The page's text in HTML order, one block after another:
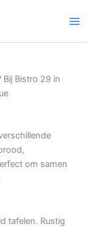
Bij Bistro 29 in
om samen
tafelen. Rustig